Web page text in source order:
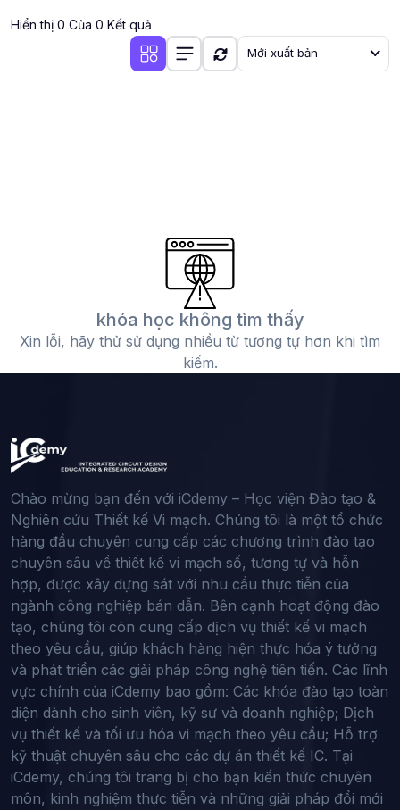
Hiển thị 0 Của 0 Kết quả
Mới xuất bản
khóa học không tìm thấy
Xin lỗi, hãy thử sử dụng nhiều từ tương tự hơn khi tìm
kiếm.
Chào mừng bạn đến với iCdemy – Học viện Đào tạo &
Nghiên cứu Thiết kế Vi mạch. Chúng tôi là một tổ chức
hàng đầu chuyên cung cấp các chương trình đào tạo
chuyên sâu về thiết kế vi mạch số, tương tự và hỗn
hợp, được xây dựng sát với nhu cầu thực tiễn của
ngành công nghiệp bán dẫn. Bên cạnh hoạt động đào
tạo, chúng tôi còn cung cấp dịch vụ thiết kế vi mạch
theo yêu cầu, giúp khách hàng hiện thực hóa ý tưởng
và phát triển các giải pháp công nghệ tiên tiến. Các lĩnh
vực chính của iCdemy bao gồm: Các khóa đào tạo toàn
diện dành cho sinh viên, kỹ sư và doanh nghiệp; Dịch
vụ thiết kế và tối ưu hóa vi mạch theo yêu cầu; Hỗ trợ
kỹ thuật chuyên sâu cho các dự án thiết kế IC. Tại
iCdemy, chúng tôi trang bị cho bạn kiến thức chuyên
môn, kinh nghiệm thực tiễn và những giải pháp đổi mới